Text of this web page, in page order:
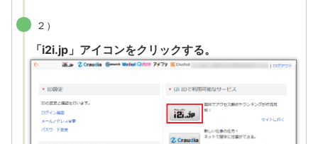
２）
「i2i.jp」アイコンをクリックする。